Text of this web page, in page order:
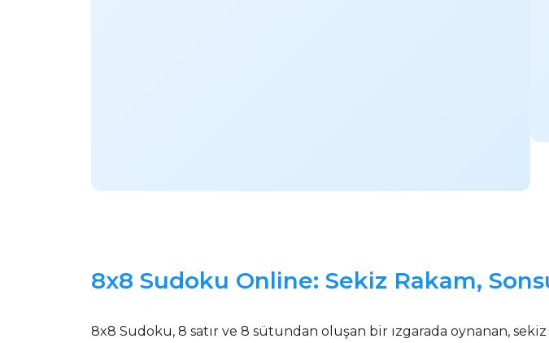
8x8 Sudoku Online: Sekiz Rakam,
8x8 Sudoku, 8 satır ve 8 sütundan oluşan bir ızgarada oynanan,